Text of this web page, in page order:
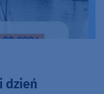
dzień